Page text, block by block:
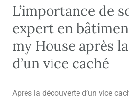
L’importance de
expert en
my House après
d’un vice caché
Après la découverte d’un vice